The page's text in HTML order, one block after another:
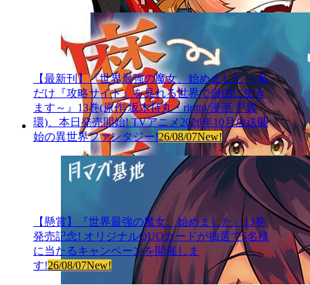
【最新刊】『世界最強の魔女、始めました ～私
だけ『攻略サイト』を見れる世界で自由に生き
ます～』13巻(原作 坂木持丸・riritto/漫画 戸賀
環)、本日発売開始! TVアニメ2026年10月放送開
始の異世界ファンタジー!26/08/07New!
【懸賞】『世界最強の魔女、始めました』13巻
発売記念! オリジナルQUOカードが抽選で5名様
に当たるキャンペーンを開催しま
す!26/08/07New!